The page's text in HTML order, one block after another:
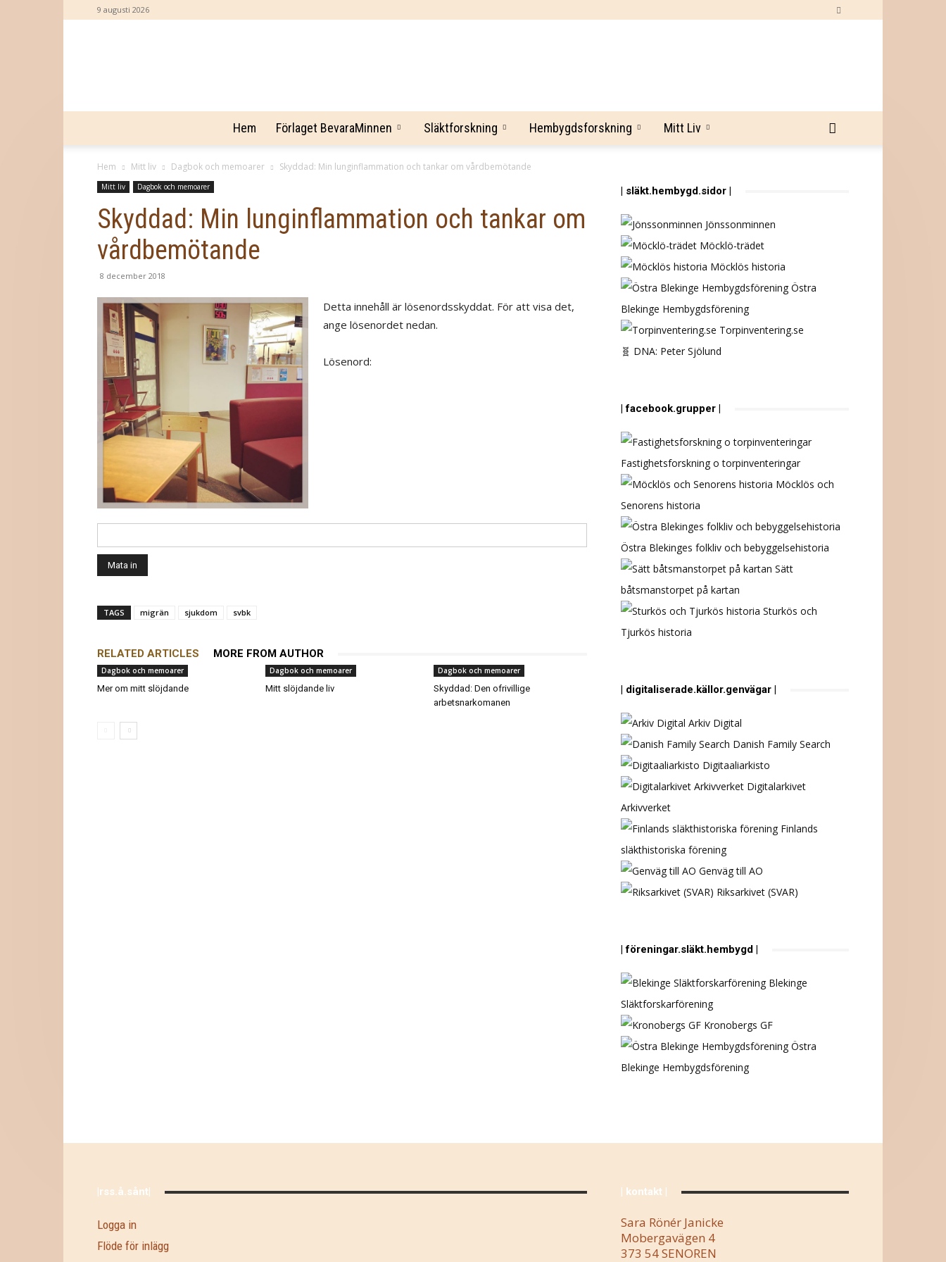
9 augusti 2026
BevaraMinnen
Hem Förlaget BevaraMinnen Släktforskning Hembygdsforskning Mitt Liv
Hem Mitt liv Dagbok och memoarer Skyddad: Min lunginflammation och tankar om vårdbemötande
Mitt liv Dagbok och memoarer
Skyddad: Min lunginflammation och tankar om
vårdbemötande
8 december 2018
Detta innehåll är lösenordsskyddat. För att visa det,
ange lösenordet nedan.
Lösenord:
TAGS migrän sjukdom svbk
RELATED ARTICLES MORE FROM AUTHOR
Dagbok och memoarer
Mer om mitt slöjdande
Dagbok och memoarer
Mitt slöjdande liv
Dagbok och memoarer
Skyddad: Den ofrivillige
arbetsnarkomanen
| släkt.hembygd.sidor |
Jönssonminnen
Möcklö-trädet
Möcklös historia
Östra
Blekinge Hembygdsförening
Torpinventering.se
🧬 DNA: Peter Sjölund
| facebook.grupper |
Fastighetsforskning o torpinventeringar
Möcklös och
Senorens historia
Östra Blekinges folkliv och bebyggelsehistoria
Sätt
båtsmanstorpet på kartan
Sturkös och
Tjurkös historia
| digitaliserade.källor.genvägar |
Arkiv Digital
Danish Family Search
Digitaaliarkisto
Digitalarkivet
Arkivverket
Finlands
släkthistoriska förening
Genväg till AO
Riksarkivet (SVAR)
| föreningar.släkt.hembygd |
Blekinge
Släktforskarförening
Kronobergs GF
Östra
Blekinge Hembygdsförening
|rss.å.sånt|
Logga in
Flöde för inlägg
| kontakt |
Sara Rönér Janicke
Mobergavägen 4
373 54 SENOREN